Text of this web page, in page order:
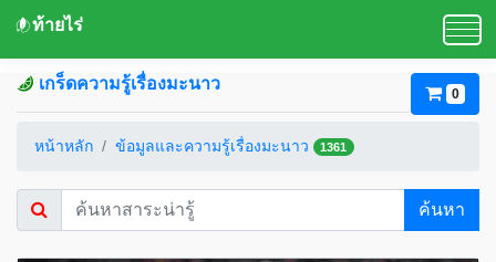
ท้ายไร่
เกร็ดความรู้เรื่องมะนาว
0
หน้าหลัก ข้อมูลและความรู้เรื่องมะนาว 1361
ค้นหา